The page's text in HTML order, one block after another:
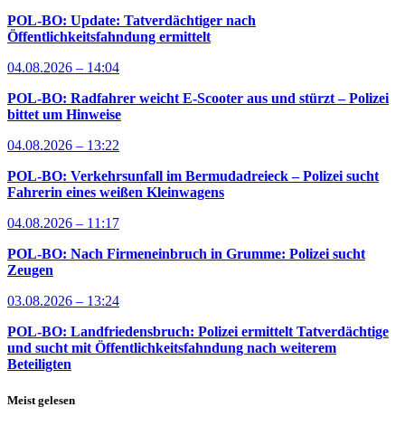
POL-BO: Update: Tatverdächtiger nach
Öffentlichkeitsfahndung ermittelt
04.08.2026 – 14:04
POL-BO: Radfahrer weicht E-Scooter aus und stürzt – Polizei
bittet um Hinweise
04.08.2026 – 13:22
POL-BO: Verkehrsunfall im Bermudadreieck – Polizei sucht
Fahrerin eines weißen Kleinwagens
04.08.2026 – 11:17
POL-BO: Nach Firmeneinbruch in Grumme: Polizei sucht
Zeugen
03.08.2026 – 13:24
POL-BO: Landfriedensbruch: Polizei ermittelt Tatverdächtige
und sucht mit Öffentlichkeitsfahndung nach weiterem
Beteiligten
Meist gelesen